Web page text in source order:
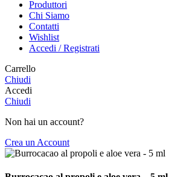
Produttori
Chi Siamo
Contatti
Wishlist
Accedi / Registrati
Carrello
Chiudi
Accedi
Chiudi
Non hai un account?
Crea un Account